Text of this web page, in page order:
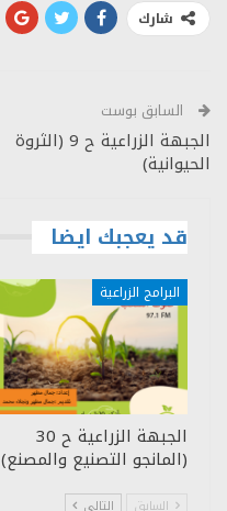
شارك
السابق بوست
الجبهة الزراعية ح 9 (الثروة
الحيوانية)
قد يعجبك ايضا
البرامج الزراعية
الجبهة الزراعية ح 30
(المانجو التصنيع والمصنع)
السابق التالي